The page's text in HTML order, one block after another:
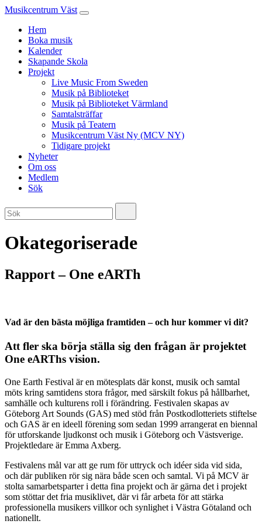
Musikcentrum Väst
Hem
Boka musik
Kalender
Skapande Skola
Projekt
Live Music From Sweden
Musik på Biblioteket
Musik på Biblioteket Värmland
Samtalsträffar
Musik på Teatern
Musikcentrum Väst Ny (MCV NY)
Tidigare projekt
Nyheter
Om oss
Medlem
Sök
Okategoriserade
Rapport – One eARTh
Vad är den bästa möjliga framtiden – och hur kommer vi dit?
Att fler ska börja ställa sig den frågan är projektet
One eARThs vision.
One Earth Festival är en mötesplats där konst, musik och samtal
möts kring samtidens stora frågor, med särskilt fokus på hållbarhet,
samhälle och kulturens roll i förändring. Festivalen skapas av
Göteborg Art Sounds (GAS) med stöd från Postkodlotteriets stiftelse
och GAS är en ideell förening som sedan 1999 arrangerat en biennal
för utforskande ljudkonst och musik i Göteborg och Västsverige.
Projektledare är Emma Axberg.
Festivalens mål var att ge rum för uttryck och idéer sida vid sida,
och där publiken rör sig nära både scen och samtal. Vi på MCV är
stolta samarbetsparter i detta fina projekt och är gärna det i projekt
som stöttar det fria musiklivet, där vi får arbeta för att stärka
professionella musikers villkor och synlighet i Västra Götaland och
nationellt.